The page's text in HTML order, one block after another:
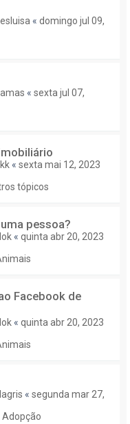
« domingo jul 09,
« sexta jul 07,
« sexta mai 12, 2023
tópicos
pessoa?
« quinta abr 20, 2023
Facebook de
« quinta abr 20, 2023
« segunda mar 27,